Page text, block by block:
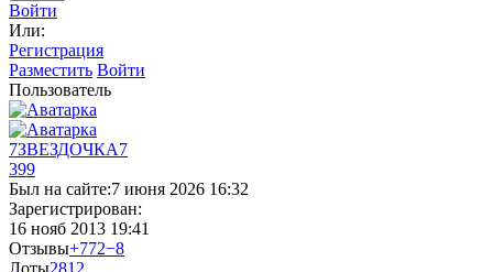
Войти
Или:
Регистрация
Разместить Войти
Пользователь
7ЗВЕЗДОЧКА7
399
Был на сайте:7 июня 2026 16:32
Зарегистрирован:
16 нояб 2013 19:41
Отзывы+772−8
Лоты2812